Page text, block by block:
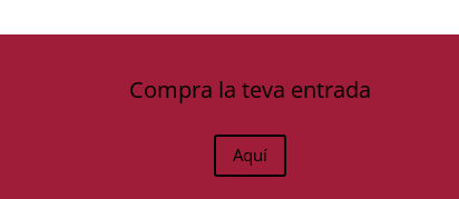
Compra la teva entrada
Aquí